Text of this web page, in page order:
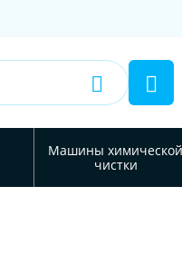
Машины химической
чистки